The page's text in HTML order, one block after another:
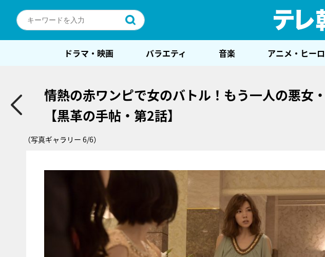
ドラマ・映画 バラエティ 音楽 アニメ・ヒー
情熱の赤ワンピで女のバトル！もう一人の悪女
【黒革の手帖・第2話】
（写真ギャラリー 6/6）